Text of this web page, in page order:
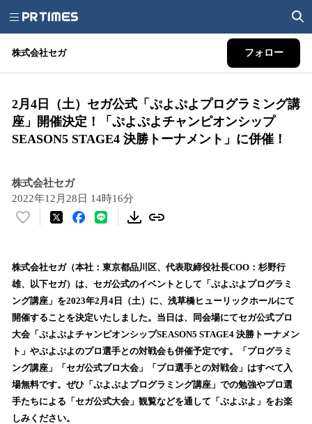
株式会社セガ フォロー
2月4日（土）セガ公式「ぷよぷよプログラミング講
座」開催決定！「ぷよぷよチャンピオンシップ
SEASON5 STAGE4 決勝トーナメント」に併催！
株式会社セガ
2022年12月28日 14時16分
い
！
数
を
読
み
込
み
中
で
す
株式会社セガ（本社：東京都品川区、代表取締役社長COO：杉野行
雄、以下セガ）は、セガ公式のイベントとして「ぷよぷよプログラミ
ング講座」を2023年2月4日（土）に、浅草橋ヒューリックホールにて
開催することを決定いたしました。当日は、同会場にてセガ公式プロ
大会「ぷよぷよチャンピオンシップSEASON5 STAGE4 決勝トーナメン
ト」やぷよぷよのプロ選手との対戦会も併催予定です。「プログラミ
ング講座」「セガ公式プロ大会」「プロ選手との対戦会」はすべて入
場無料です。ぜひ「ぷよぷよプログラミング講座」での勉強やプロ選
手たちによる「セガ公式大会」観覧などを通して「ぷよぷよ」をお楽
しみください。